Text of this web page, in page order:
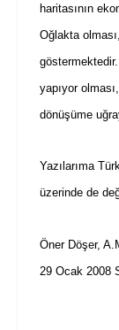
haritasının
Oğlakta
yapıyor
dönüşüme
Yazılarıma
üzerinde de
Öner Döşer,
29 Ocak 2008